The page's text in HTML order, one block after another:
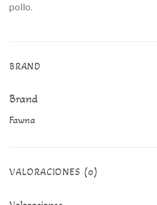
pollo.
BRAND
Brand
Fawna
VALORACIONES (0)